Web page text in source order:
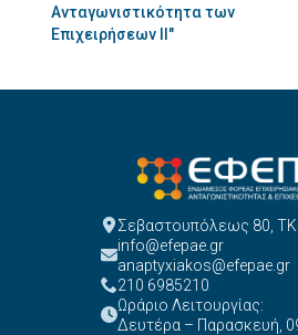
Ανταγωνιστικότητα των
Επιχειρήσεων ΙΙ"
Σεβαστουπόλεως 80, ΤΚ
info@efepae.gr
anaptyxiakos@efepae.gr
210 6985210
Ωράριο Λειτουργίας:
Δευτέρα – Παρασκευή,